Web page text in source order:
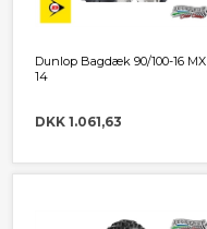
Dunlop Bagdæk 90/100-16 MX
14
DKK 1.061,63